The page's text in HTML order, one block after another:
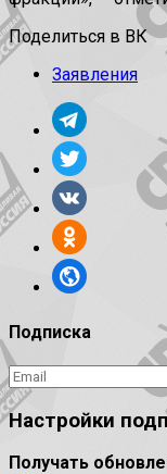
Поделиться в ВК
Заявления
Подписка
Настройки
Получать